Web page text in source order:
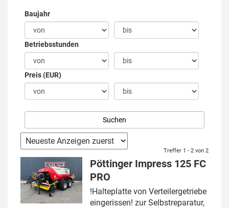
Baujahr
Betriebsstunden
Preis (EUR)
Treffer 1 - 2 von 2
Pöttinger Impress 125 FC
PRO
!Halteplatte von Verteilergetriebe
eingerissen! zur Selbstreparatur,